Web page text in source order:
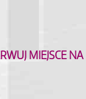
MIEJSCE